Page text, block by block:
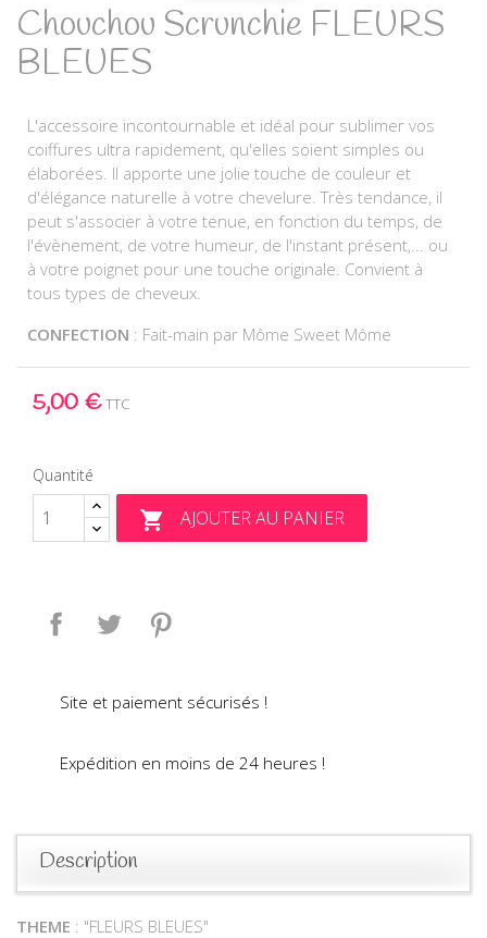
Chouchou Scrunchie FLEURS
BLEUES
L'accessoire incontournable et idéal pour sublimer vos
coiffures ultra rapidement, qu'elles soient simples ou
élaborées. Il apporte une jolie touche de couleur et
d'élégance naturelle à votre chevelure. Très tendance, il
peut s'associer à votre tenue, en fonction du temps, de
l'évènement, de votre humeur, de l'instant présent,... ou
à votre poignet pour une touche originale. Convient à
tous types de cheveux.
CONFECTION : Fait-main par Môme Sweet Môme
5,00 €TTC
Quantité
 AJOUTER AU PANIER
Partager Tweet
Site et paiement sécurisés !
Expédition en moins de 24 heures !
Description
THEME : "FLEURS BLEUES"